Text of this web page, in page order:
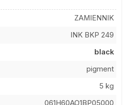
ZAMIENNIK
INK BKP 249
black
pigment
5 kg
061H60AO1BP05000